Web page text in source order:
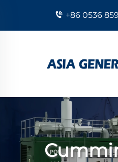
+86 0536